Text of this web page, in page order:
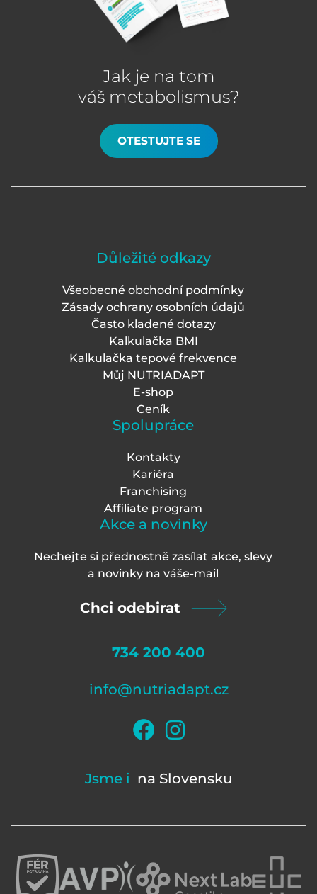
Jak je na tom
váš metabolismus?
OTESTUJTE SE
Důležité odkazy
Všeobecné obchodní podmínky
Zásady ochrany osobních údajů
Často kladené dotazy
Kalkulačka BMI
Kalkulačka tepové frekvence
Můj NUTRIADAPT
E-shop
Ceník
Spolupráce
Kontakty
Kariéra
Franchising
Affiliate program
Akce a novinky
Nechejte si přednostně zasílat akce, slevy
a novinky na váše-mail
Chci odebirat
734 200 400
info@nutriadapt.cz
Jsme i na Slovensku